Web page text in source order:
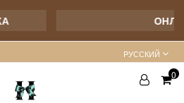
PУССКИЙ
0